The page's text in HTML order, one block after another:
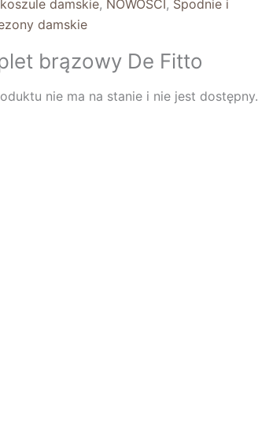
damskie, NOWOŚCI, Spodnie i
damskie
brązowy De Fitto
nie ma na stanie i nie jest dostępny.